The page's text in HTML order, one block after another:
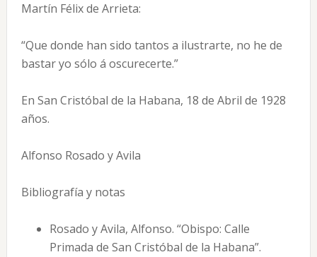
Martín Félix de Arrieta:
“Que donde han sido tantos a ilustrarte, no he de
bastar yo sólo á oscurecerte.”
En San Cristóbal de la Habana, 18 de Abril de 1928
años.
Alfonso Rosado y Avila
Bibliografía y notas
Rosado y Avila, Alfonso. “Obispo: Calle
Primada de San Cristóbal de la Habana”.